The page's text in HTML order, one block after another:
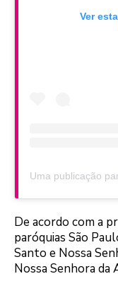
Ver
De acordo com a
paróquias São
Santo e Nossa
Nossa Senhora da